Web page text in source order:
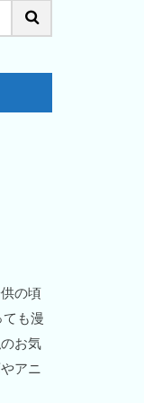
の頃
も漫
お気
アニ